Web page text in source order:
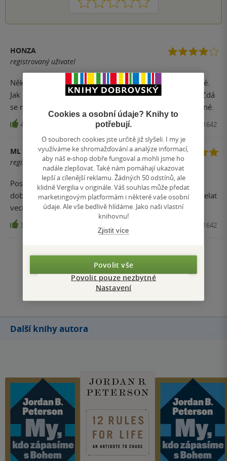
HONZA
registrovaný uživatel
Některé kapitoly se četly snadno, některé byly dost těžké.
Jak řekl klasik, makačka na hlavu (nemíním angličtinu). Zdá
se mi že jeho videa/přednášky jsou snadněji pochopitelné.
45 Kniha, Allen Lane, 2018, 9780241351642
ML
registrovaný uživatel
Poselstvi knihy je prijmout odpovednost a snazit se zit
dobry zivot. Me oslovila kapitola "Nenechte sva decka delat
veci, pro ktere je pak nenavidite".
3 Kniha, Allen Lane, 2018, 9780241351642
Zobrazit všechna hodnocení
Přidat hodnocení
Další knihy autora
Cookies a osobní údaje? Knihy to
potřebují.
O souborech cookies jste určitě již slyšeli. I my je
využíváme ke shromažďování a analýze informací,
aby náš e-shop dobře fungoval a mohli jsme ho
nadále zlepšovat. Také nám pomáhají ukazovat
lepší a cílenější reklamu. Žádných 50 odstínů, ale
klidně Vergilia v originále. Váš souhlas může předat
marketingovým platformám i některé vaše osobní
údaje. Ale vše bedlivě hlídáme. Jako naši vlastní
knihovnu!
Zjistit více
Povolit vše
Povolit pouze nezbytné
Nastavení